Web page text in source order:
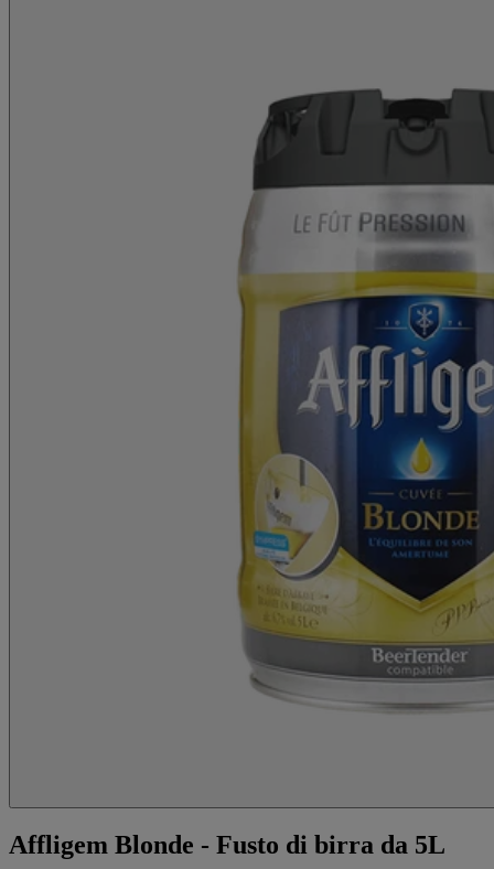
Affligem Blonde - Fusto di birra da 5L